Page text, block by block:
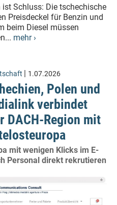
Schluss: Die tschechische
Preisdeckel für Benzin und
beim Diesel müssen
mehr ›
| 1.07.2026
Polen und
verbindet
DACH-Region mit
mit wenigen Klicks im E-
Personal direkt rekrutieren